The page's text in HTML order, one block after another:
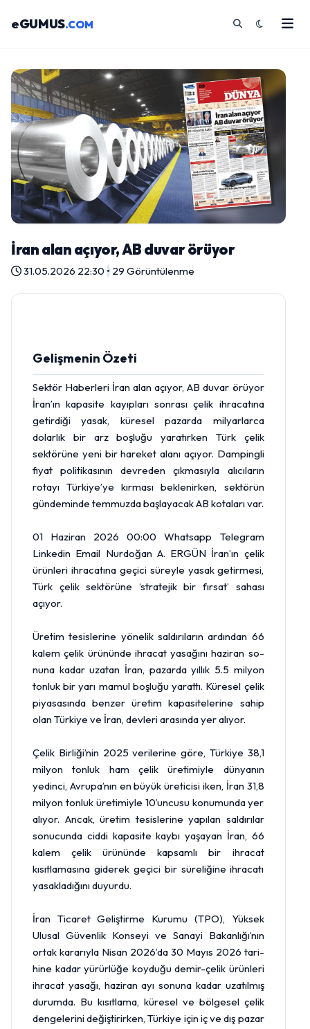
eGUMUS.COM
İran alan açıyor, AB duvar örüyor
31.05.2026 22:30 • 29 Görüntülenme
Gelişmenin Özeti
Sektör Haberleri İran alan açıyor, AB duvar örüyor
İran’ın kapasite kayıpları sonrası çelik ihracatına
getirdiği yasak, küresel pazarda milyarlarca
dolarlık bir arz boşluğu yaratırken Türk çelik
sektörüne yeni bir hareket alanı açıyor. Dampingli
fiyat politikasının devreden çıkmasıyla alıcıların
rotayı Türkiye’ye kırması beklenirken, sektörün
gündeminde temmuzda başlayacak AB kotaları var.
01 Haziran 2026 00:00 Whatsapp Telegram
Linkedin Email Nurdoğan A. ERGÜN İran’ın çelik
ürünleri ihra­catına geçici süreyle yasak getirmesi,
Türk çelik sek­törüne ‘stratejik bir fırsat’ sa­hası
açıyor.
Üretim tesisleri­ne yönelik saldırıların ardın­dan 66
kalem çelik ürününde ihracat yasağını haziran so­
nuna kadar uzatan İran, pa­zarda yıllık 5.5 milyon
tonluk bir yarı mamul boşluğu yarat­tı. Küresel çelik
piyasasında benzer üretim kapasiteleri­ne sahip
olan Türkiye ve İran, devleri arasında yer alı­yor.
Çelik Birliği’nin 2025 verilerine göre, Türkiye 38,1
milyon tonluk ham çelik üretimiyle dünyanın
yedinci, Avrupa’nın en büyük üreticisi iken, İran 31,8
milyon tonluk üretimiyle 10’uncusu konumunda yer
alıyor. Ancak, üretim tesislerine yapılan sal­dırılar
sonucunda ciddi kapa­site kaybı yaşayan İran, 66
ka­lem çelik ürününde kapsamlı bir ihracat
kısıtlamasına gide­rek geçici bir süreliğine ihraca­tı
yasakladığını duyurdu.
İran Ticaret Geliştirme Kurumu (TPO), Yüksek
Ulusal Güven­lik Konseyi ve Sanayi Bakan­lığı’nın
ortak kararıyla Nisan 2026’da 30 Mayıs 2026 tari­
hine kadar yürür­lüğe koyduğu demir-çelik ürünleri
ih­racat yasağı, haziran ayı sonuna ka­dar uzatılmış
durumda. Bu kısıtlama, küresel ve bölgesel çelik
dengelerini değiştirir­ken, Türkiye için iç ve dış pa­zar